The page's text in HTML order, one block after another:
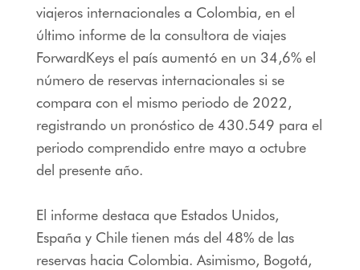
viajeros internacionales a Colombia, en el
último informe de la consultora de viajes
ForwardKeys el país aumentó en un 34,6% el
número de reservas internacionales si se
compara con el mismo periodo de 2022,
registrando un pronóstico de 430.549 para el
periodo comprendido entre mayo a octubre
del presente año.
El informe destaca que Estados Unidos,
España y Chile tienen más del 48% de las
reservas hacia Colombia. Asimismo, Bogotá,